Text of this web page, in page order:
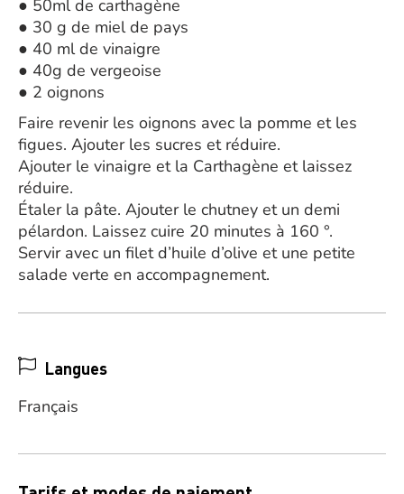
● 50ml de carthagène
● 30 g de miel de pays
● 40 ml de vinaigre
● 40g de vergeoise
● 2 oignons
Faire revenir les oignons avec la pomme et les
figues. Ajouter les sucres et réduire.
Ajouter le vinaigre et la Carthagène et laissez
réduire.
Étaler la pâte. Ajouter le chutney et un demi
pélardon. Laissez cuire 20 minutes à 160 °.
Servir avec un filet d’huile d’olive et une petite
salade verte en accompagnement.
Langues
Français